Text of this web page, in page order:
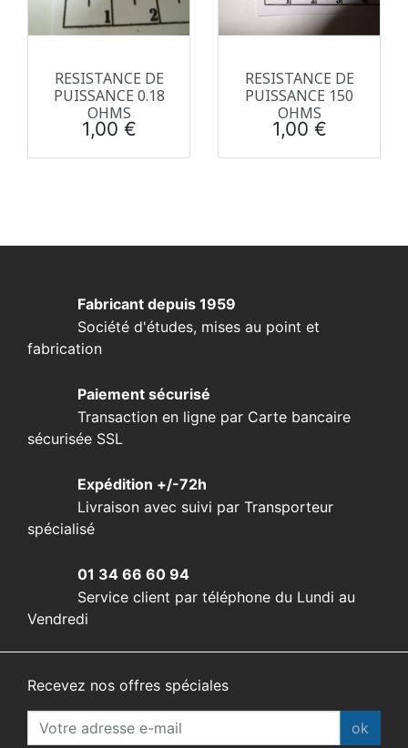
RESISTANCE DE
PUISSANCE 0.18
OHMS
Prix
1,00 €
RESISTANCE DE
PUISSANCE 150
OHMS
Prix
1,00 €
Fabricant depuis 1959
Société d'études, mises au point et
fabrication
Paiement sécurisé
Transaction en ligne par Carte bancaire
sécurisée SSL
Expédition +/-72h
Livraison avec suivi par Transporteur
spécialisé
01 34 66 60 94
Service client par téléphone du Lundi au
Vendredi
Recevez nos offres spéciales
ok